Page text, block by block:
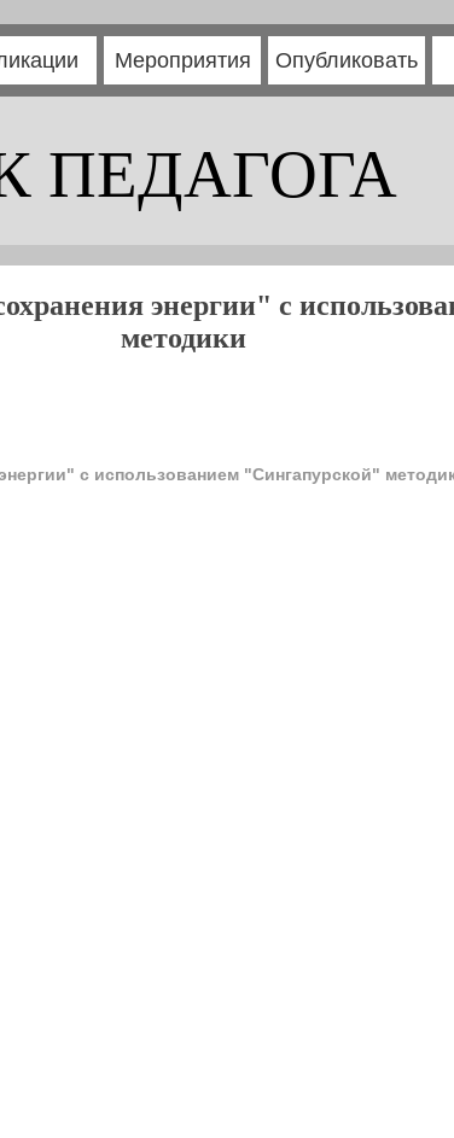
Мероприятия Опубликовать
ПЕДАГОГА
энергии" с
методики
с использованием "Сингапурской"